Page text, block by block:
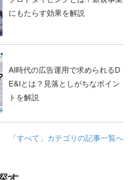
にもたらす効果を解説
AI時代の広告運用で求められるD
E&Iとは？見落としがちなポイン
トを解説
「すべて」カテゴリの記事一覧へ